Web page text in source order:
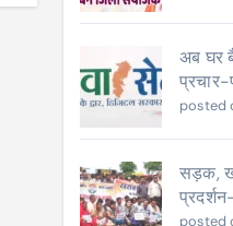
अब घर
प्रचार-
posted
सड़क,
posted